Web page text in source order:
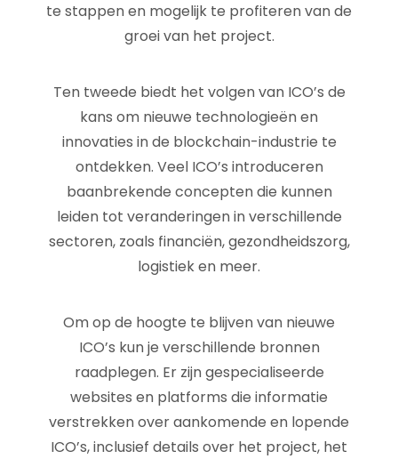
te stappen en mogelijk te profiteren van de
groei van het project.
Ten tweede biedt het volgen van ICO’s de
kans om nieuwe technologieën en
innovaties in de blockchain-industrie te
ontdekken. Veel ICO’s introduceren
baanbrekende concepten die kunnen
leiden tot veranderingen in verschillende
sectoren, zoals financiën, gezondheidszorg,
logistiek en meer.
Om op de hoogte te blijven van nieuwe
ICO’s kun je verschillende bronnen
raadplegen. Er zijn gespecialiseerde
websites en platforms die informatie
verstrekken over aankomende en lopende
ICO’s, inclusief details over het project, het